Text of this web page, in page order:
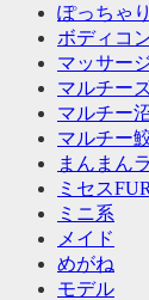
ぽっちゃり
ボディコ
マッサー
マルチー
マルチー
マルチー
まんまん
ミセス
ミニ系
メイド
めがね
モデル